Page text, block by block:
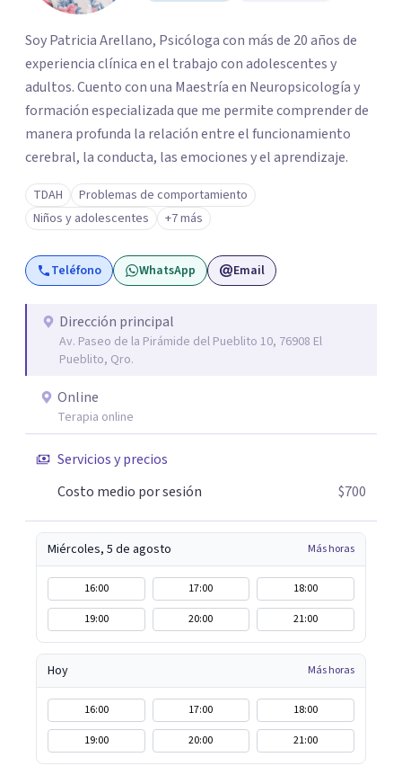
Soy Patricia Arellano, Psicóloga con más de 20 años de
experiencia clínica en el trabajo con adolescentes y
adultos. Cuento con una Maestría en Neuropsicología y
formación especializada que me permite comprender de
manera profunda la relación entre el funcionamiento
cerebral, la conducta, las emociones y el aprendizaje.
TDAH
Problemas de comportamiento
Niños y adolescentes
+7 más
Teléfono WhatsApp Email
Dirección principal
Av. Paseo de la Pirámide del Pueblito 10, 76908 El
Pueblito, Qro.
Online
Terapia online
Servicios y precios
Costo medio por sesión
$700
Miércoles, 5 de agosto Más horas
16:00 17:00
18:00
19:00
20:00 21:00
Hoy Más horas
16:00 17:00
18:00
19:00
20:00 21:00